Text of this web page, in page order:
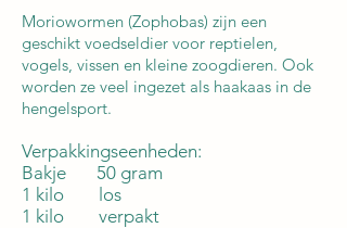
Moriowormen (Zophobas) zijn een
geschikt voedseldier voor reptielen,
vogels, vissen en kleine zoogdieren. Ook
worden ze veel ingezet als haakaas in de
hengelsport.
Verpakkingseenheden:
Bakje 50 gram
1 kilo los
1 kilo verpakt